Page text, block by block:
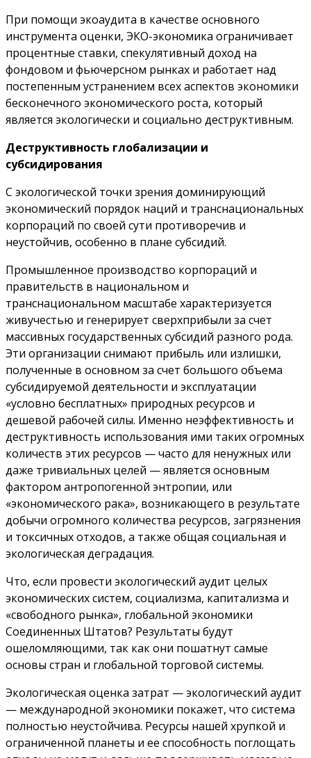
При помощи экоаудита в качестве основного
инструмента оценки, ЭКО-экономика ограничивает
процентные ставки, спекулятивный доход на
фондовом и фьючерсном рынках и работает над
постепенным устранением всех аспектов экономики
бесконечного экономического роста, который
является экологически и социально деструктивным.
Деструктивность глобализации и
субсидирования
С экологической точки зрения доминирующий
экономический порядок наций и транснациональных
корпораций по своей сути противоречив и
неустойчив, особенно в плане субсидий.
Промышленное производство корпораций и
правительств в национальном и
транснациональном масштабе характеризуется
живучестью и генерирует сверхприбыли за счет
массивных государственных субсидий разного рода.
Эти организации снимают прибыль или излишки,
полученные в основном за счет большого объема
субсидируемой деятельности и эксплуатации
«условно бесплатных» природных ресурсов и
дешевой рабочей силы. Именно неэффективность и
деструктивность использования ими таких огромных
количеств этих ресурсов — часто для ненужных или
даже тривиальных целей — является основным
фактором антропогенной энтропии, или
«экономического рака», возникающего в результате
добычи огромного количества ресурсов, загрязнения
и токсичных отходов, а также общая социальная и
экологическая деградация.
Что, если провести экологический аудит целых
экономических систем, социализма, капитализма и
«свободного рынка», глобальной экономики
Соединенных Штатов? Результаты будут
ошеломляющими, так как они пошатнут самые
основы стран и глобальной торговой системы.
Экологическая оценка затрат — экологический аудит
— международной экономики покажет, что система
полностью неустойчива. Ресурсы нашей хрупкой и
ограниченной планеты и ее способность поглощать